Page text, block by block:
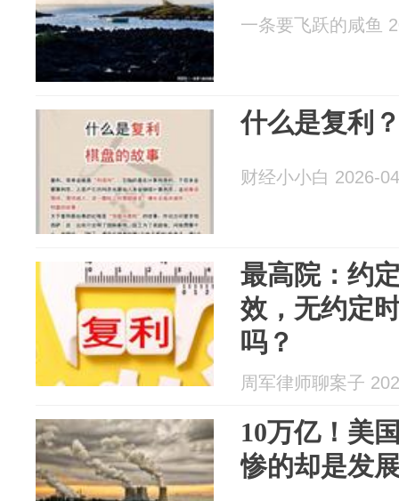
一条要飞跃的咸鱼
什么是复利
财经小小白 2026-
最高院：约
效，无约定
吗？
周军律师聊案子
10万亿！美
惨的却是发